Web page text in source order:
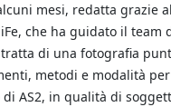
mesi, redatta grazie
che ha guidato il
di una fotografia
metodi e modalità
AS2, in qualità di